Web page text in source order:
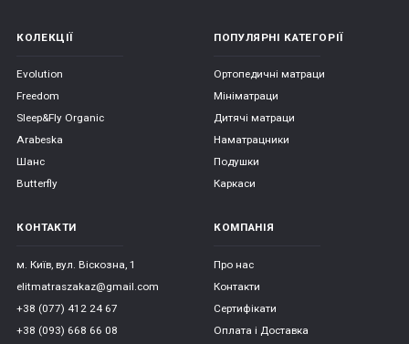
КОЛЕКЦІЇ
Evolution
Freedom
Sleep&Fly Organic
Arabeska
Шанс
Butterfly
ПОПУЛЯРНІ КАТЕГОРІЇ
Ортопедичні матраци
Мініматраци
Дитячі матраци
Наматрацники
Подушки
Каркаси
КОНТАКТИ
м. Київ, вул. Віскозна, 1
elitmatraszakaz@gmail.com
+38 (077) 412 24 67
+38 (093) 668 66 08
КОМПАНІЯ
Про нас
Контакти
Сертифікати
Оплата і Доставка